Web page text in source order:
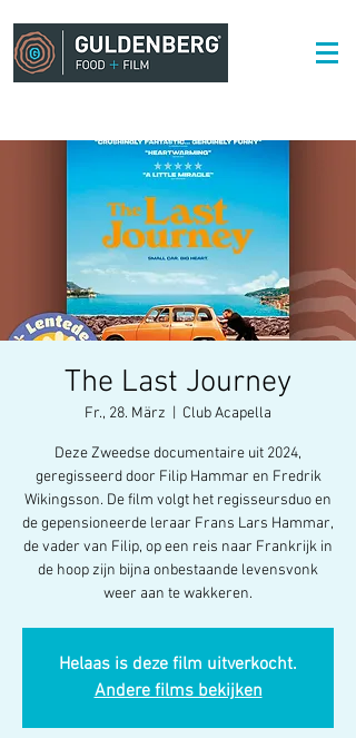
The Last Journey
Fr., 28. März Club Acapella
Deze Zweedse documentaire uit 2024,
geregisseerd door Filip Hammar en Fredrik
Wikingsson. De film volgt het regisseursduo en
de gepensioneerde leraar Frans Lars Hammar,
de vader van Filip, op een reis naar Frankrijk in
de hoop zijn bijna onbestaande levensvonk
Helaas is deze film uitverkocht.
Andere films bekijken